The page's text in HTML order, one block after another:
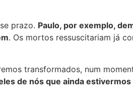
prazo. Paulo, por exemplo,
. Os mortos ressuscitariam já
transformados, num
de nós que ainda